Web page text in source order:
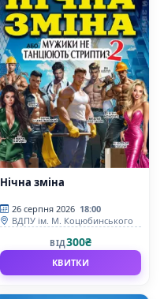
Нічна зміна
26 серпня 2026 18:00
ВДПУ ім. М. Коцюбинського
ВІД300₴
КВИТКИ